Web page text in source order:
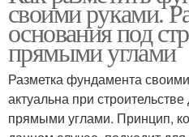
своими руками.
основания под
прямыми углами
Разметка фундамента
актуальна при
прямыми углами. Принцип,